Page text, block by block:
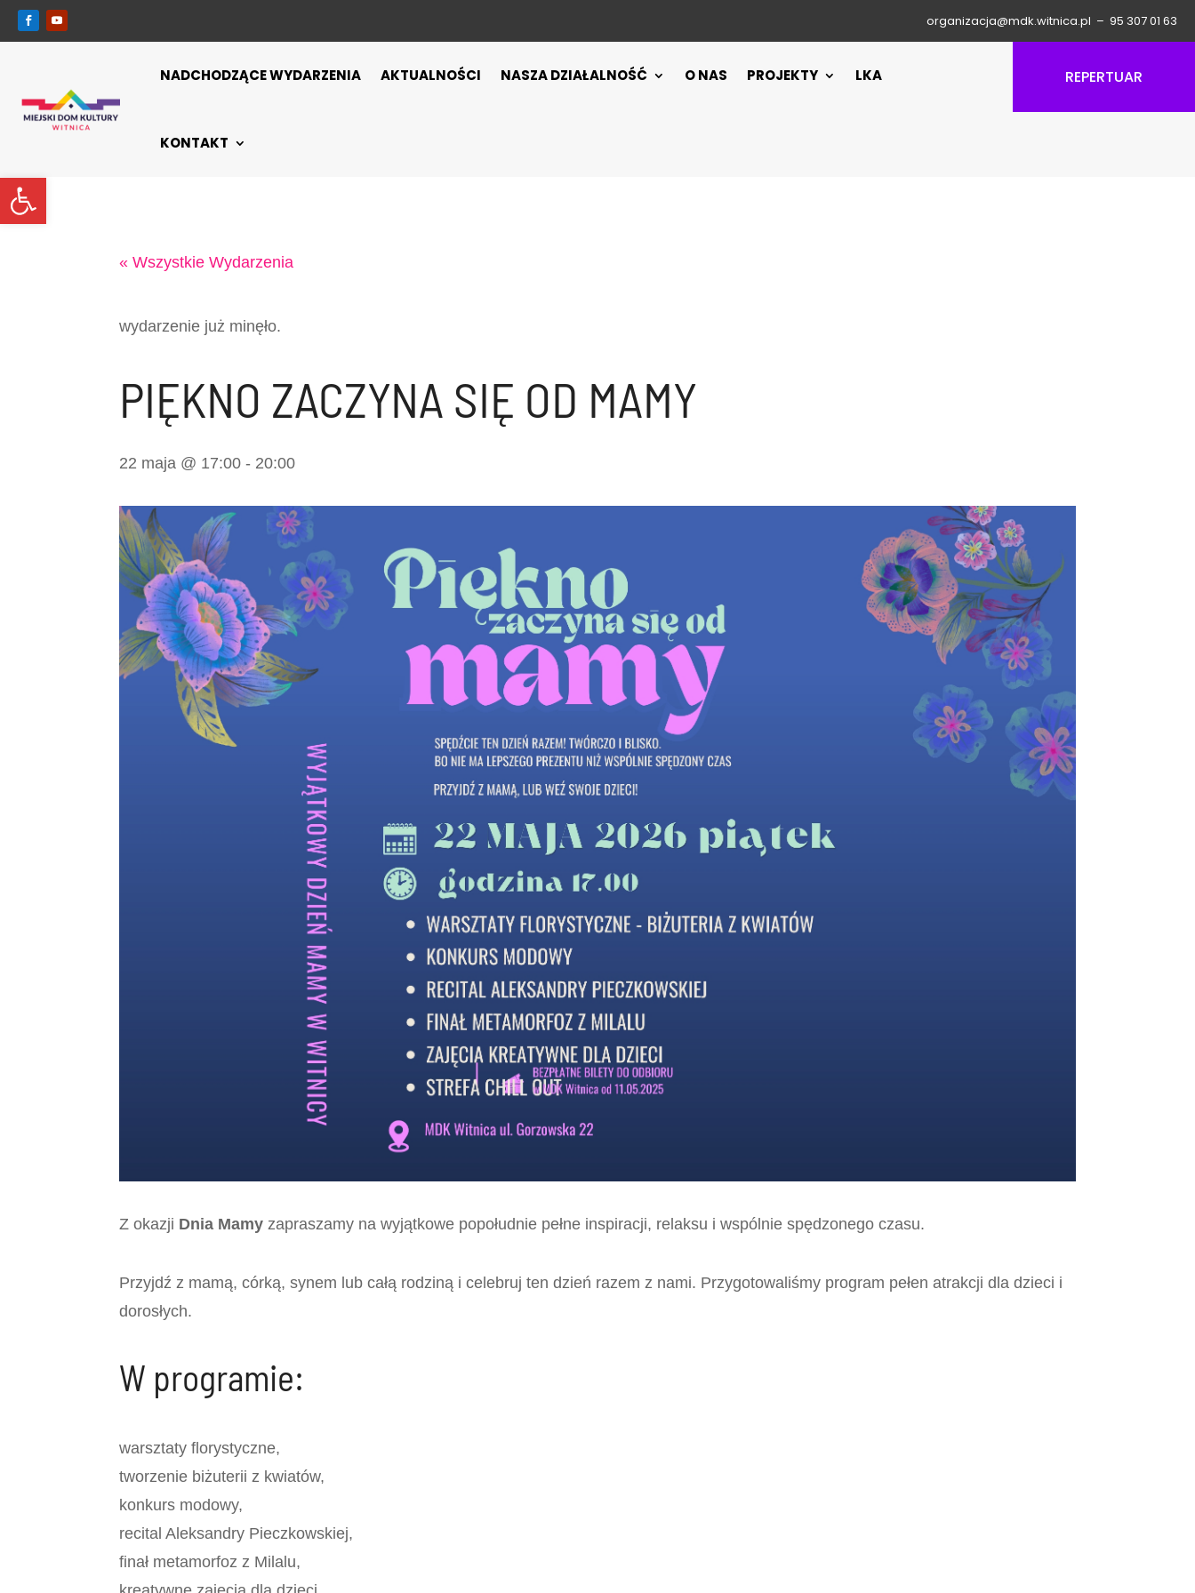
Otwórz pasek narzędzi
organizacja@mdk.witnica.pl – 95 307 01 63
NADCHODZĄCE WYDARZENIA AKTUALNOŚCI NASZA DZIAŁALNOŚĆ O NAS PROJEKTY LKA
KONTAKT
REPERTUAR
« Wszystkie Wydarzenia
wydarzenie już minęło.
PIĘKNO ZACZYNA SIĘ OD MAMY
22 maja @ 17:00 - 20:00
Z okazji Dnia Mamy zapraszamy na wyjątkowe popołudnie pełne inspiracji, relaksu i wspólnie spędzonego czasu.
Przyjdź z mamą, córką, synem lub całą rodziną i celebruj ten dzień razem z nami. Przygotowaliśmy program pełen atrakcji dla dzieci i
dorosłych.
W programie:
warsztaty florystyczne,
tworzenie biżuterii z kwiatów,
konkurs modowy,
recital Aleksandry Pieczkowskiej,
finał metamorfoz z Milalu,